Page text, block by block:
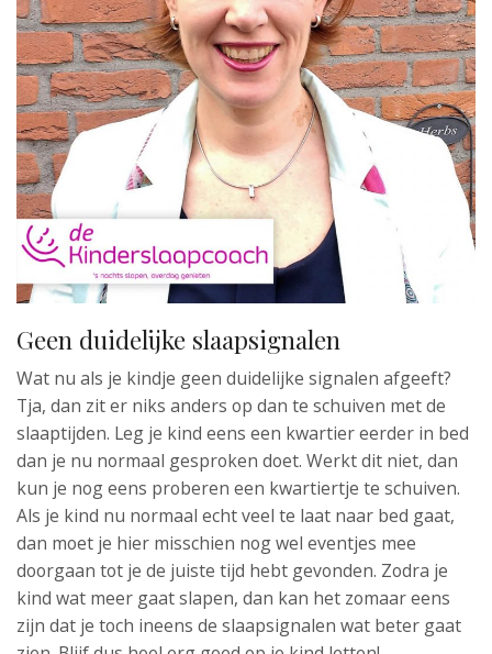
Geen duidelijke slaapsignalen
Wat nu als je kindje geen duidelijke signalen afgeeft?
Tja, dan zit er niks anders op dan te schuiven met de
slaaptijden. Leg je kind eens een kwartier eerder in bed
dan je nu normaal gesproken doet. Werkt dit niet, dan
kun je nog eens proberen een kwartiertje te schuiven.
Als je kind nu normaal echt veel te laat naar bed gaat,
dan moet je hier misschien nog wel eventjes mee
doorgaan tot je de juiste tijd hebt gevonden. Zodra je
kind wat meer gaat slapen, dan kan het zomaar eens
zijn dat je toch ineens de slaapsignalen wat beter gaat